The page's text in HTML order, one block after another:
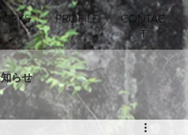
PROFILE
CONTAC
T
らせ